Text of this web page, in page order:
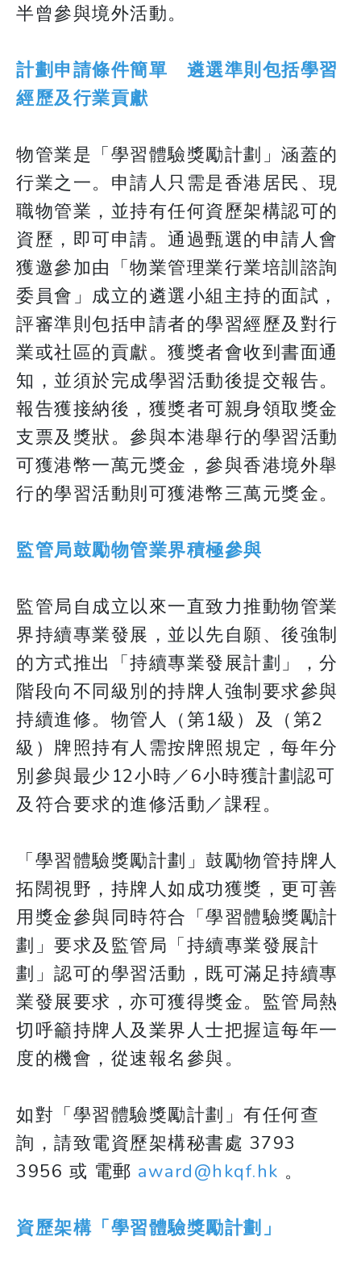
半曾參與境外活動。
計劃申請條件簡單 遴選準則包括學習
經歷及行業貢獻
物管業是「學習體驗獎勵計劃」涵蓋的
行業之一。申請人只需是香港居民、現
職物管業，並持有任何資歷架構認可的
資歷，即可申請。通過甄選的申請人會
獲邀參加由「物業管理業行業培訓諮詢
委員會」成立的遴選小組主持的面試，
評審準則包括申請者的學習經歷及對行
業或社區的貢獻。獲獎者會收到書面通
知，並須於完成學習活動後提交報告。
報告獲接納後，獲獎者可親身領取獎金
支票及獎狀。參與本港舉行的學習活動
可獲港幣一萬元獎金，參與香港境外舉
行的學習活動則可獲港幣三萬元獎金。
監管局鼓勵物管業界積極參與
監管局自成立以來一直致力推動物管業
界持續專業發展，並以先自願、後強制
的方式推出「持續專業發展計劃」，分
階段向不同級別的持牌人強制要求參與
持續進修。物管人（第1級）及（第2
級）牌照持有人需按牌照規定，每年分
別參與最少12小時／6小時獲計劃認可
及符合要求的進修活動／課程。
「學習體驗獎勵計劃」鼓勵物管持牌人
拓闊視野，持牌人如成功獲獎，更可善
用獎金參與同時符合「學習體驗獎勵計
劃」要求及監管局「持續專業發展計
劃」認可的學習活動，既可滿足持續專
業發展要求，亦可獲得獎金。監管局熱
切呼籲持牌人及業界人士把握這每年一
度的機會，從速報名參與。
如對「學習體驗獎勵計劃」有任何查
詢，請致電資歷架構秘書處 3793
3956 或 電郵 award@hkqf.hk 。
資歷架構「學習體驗獎勵計劃」